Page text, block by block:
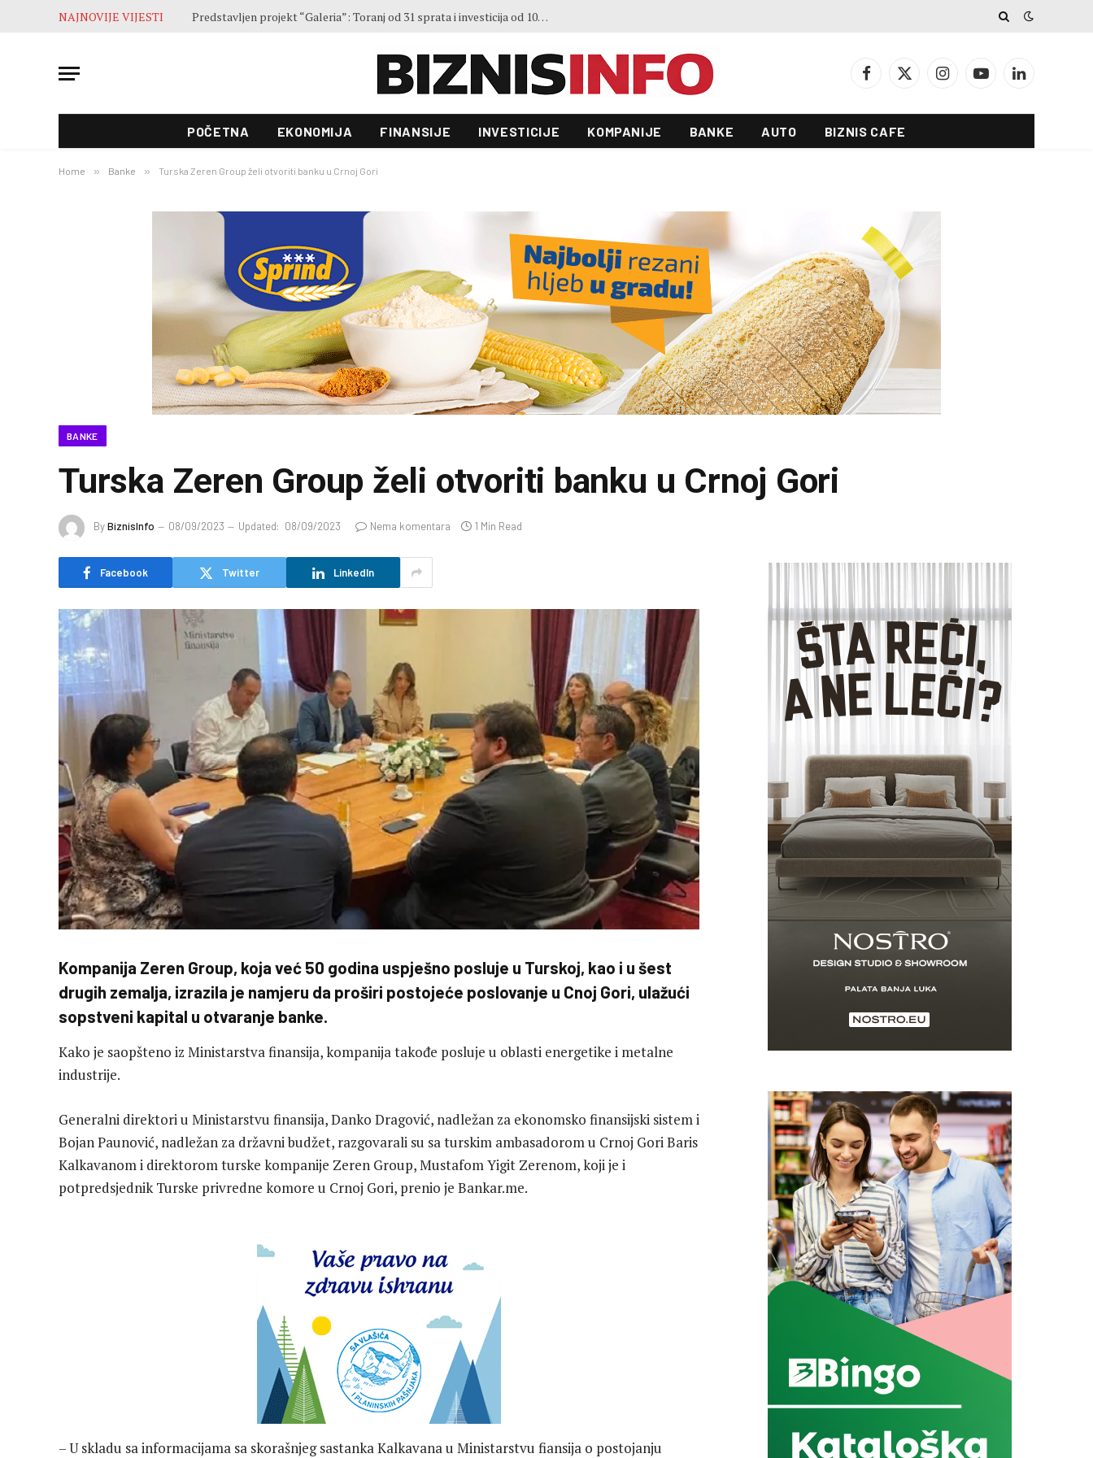
NAJNOVIJE VIJESTI Završne pripreme pred otvaranje 53. Sajma šljive u Gradačcu
Facebook
X
InstagramYouTubeLinkedIn
POČETNA EKONOMIJA FINANSIJE INVESTICIJE KOMPANIJE BANKE AUTO BIZNIS CAFE
Home » Banke » Turska Zeren Group želi otvoriti banku u Crnoj Gori
BANKE
Turska Zeren Group želi otvoriti banku u Crnoj Gori
ByBiznisInfo 08/09/2023 Updated: 08/09/2023 Nema komentara 1 Min Read
Facebook Twitter LinkedIn
Kompanija Zeren Group, koja već 50 godina uspješno posluje u Turskoj, kao i u šest
drugih zemalja, izrazila je namjeru da proširi postojeće poslovanje u Cnoj Gori, ulažući
sopstveni kapital u otvaranje banke.
Kako je saopšteno iz Ministarstva finansija, kompanija takođe posluje u oblasti energetike i metalne
industrije.
Generalni direktori u Ministarstvu finansija, Danko Dragović, nadležan za ekonomsko finansijski sistem i
Bojan Paunović, nadležan za državni budžet, razgovarali su sa turskim ambasadorom u Crnoj Gori Baris
Kalkavanom i direktorom turske kompanije Zeren Group, Mustafom Yigit Zerenom, koji je i
potpredsjednik Turske privredne komore u Crnoj Gori, prenio je Bankar.me.
– U skladu sa informacijama sa skorašnjeg sastanka Kalkavana u Ministarstvu fiansija o postojanju